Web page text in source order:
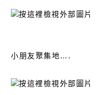
小朋友聚集地….